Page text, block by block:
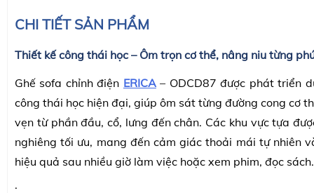
CHI TIẾT SẢN PHẨM
Thiết kế công thái học – Ôm trọn cơ thể, nâng niu từng
Ghế sofa chỉnh điện ERICA – ODCD87 được phát triển
công thái học hiện đại, giúp ôm sát từng đường cong cơ
vẹn từ phần đầu, cổ, lưng đến chân. Các khu vực tựa
nghiêng tối ưu, mang đến cảm giác thoải mái tự nhiên
hiệu quả sau nhiều giờ làm việc hoặc xem phim, đọc sách.
.